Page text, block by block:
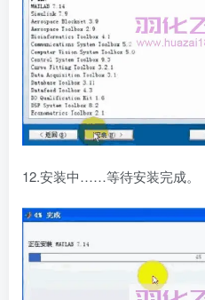
12.安装中……等待安装完成。